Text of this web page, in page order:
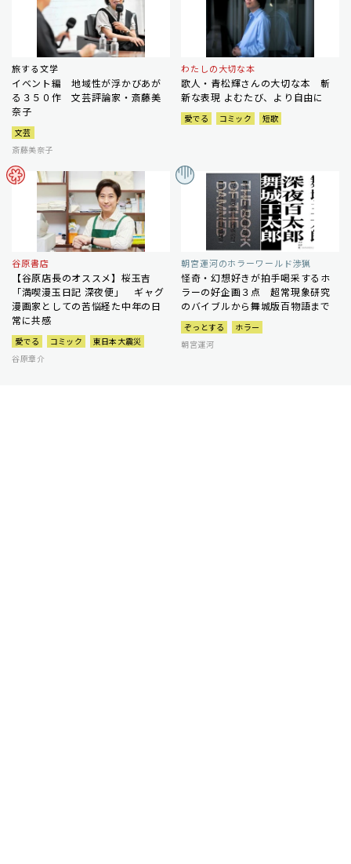
旅する文学
イベント編 地域性が浮かびあが
る３５０作 文芸評論家・斎藤美
奈子
文芸
斎藤美奈子
わたしの大切な本
歌人・青松輝さんの大切な本 斬
新な表現 よむたび、より自由に
愛でる コミック 短歌
谷原書店
【谷原店長のオススメ】桜玉吉
「満喫漫玉日記 深夜便」 ギャグ
漫画家としての苦悩経た中年の日
常に共感
愛でる コミック
東日本大震災
谷原章介
朝宮運河のホラーワールド渉猟
怪奇・幻想好きが拍手喝采するホ
ラーの好企画３点 超常現象研究
のバイブルから舞城版百物語まで
ぞっとする
ホラー
朝宮運河